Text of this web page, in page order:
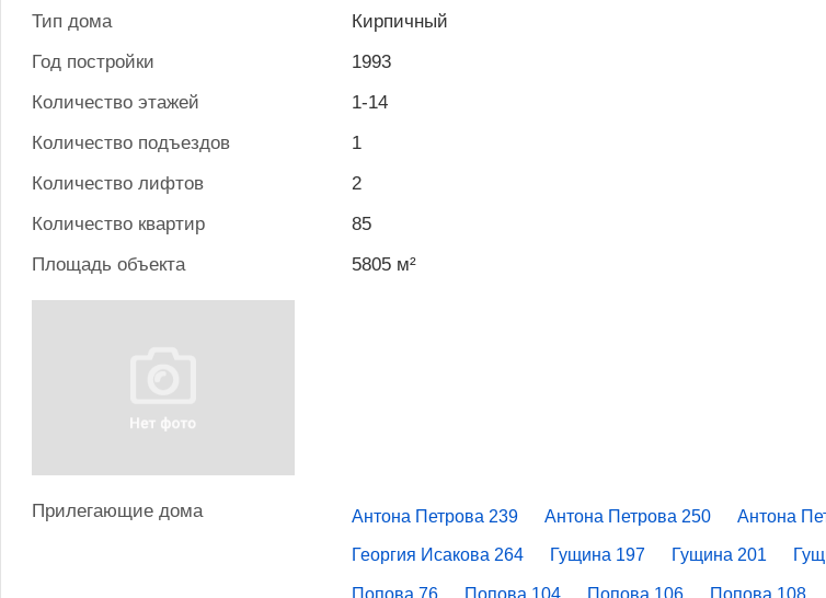
Тип дома
Кирпичный
Год постройки
1993
Количество этажей
1-14
Количество подъездов
1
Количество лифтов
2
Количество квартир
85
Площадь объекта
5805 м²
Прилегающие дома Антона Петрова 239 Антона Петрова 250 Антона
Георгия Исакова 264 Гущина 197 Гущина 201
Попова 76 Попова 104 Попова 106 Попова 108